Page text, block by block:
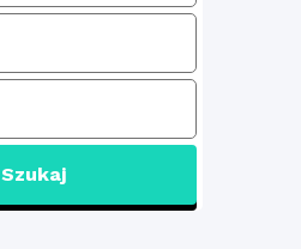
Szukaj